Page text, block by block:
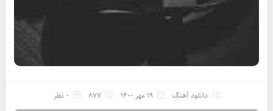
دانلود آهنگ 19 مهر 1400 877 0 نظر